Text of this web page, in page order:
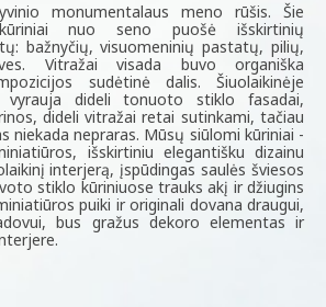
monumentalaus meno rūšis. Šie
nuo seno puošė išskirtinių
bažnyčių, visuomeninių pastatų, pilių,
Vitražai visada buvo organiška
sudėtinė dalis. Šiuolaikinėje
vyrauja dideli tonuoto stiklo fasadai,
dideli vitražai retai sutinkami, tačiau
niekada nepraras. Mūsų siūlomi kūriniai -
išskirtiniu elegantišku dizainu
interjerą, įspūdingas saulės šviesos
stiklo kūriniuose trauks akį ir džiugins
puiki ir originali dovana draugui,
bus gražus dekoro elementas ir